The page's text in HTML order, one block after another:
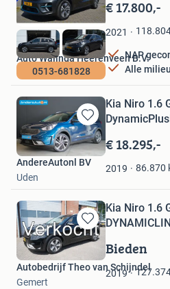
Mijn
Favorieten
0513-681828
€ 17.800,-
2021
NAP
Alle
Auto Walinga Heerenveen B.V.
Heerenveen
Bewaren
in
Mijn
Favorieten
Kia Niro 1.6
€ 18.295,-
2019 86.870
AndereAutonl BV
Uden
Bewaren
in
Favorieten
Kia Niro 1.6
Bieden
2019
Autobedrijf Theo van Schijndel
Gemert